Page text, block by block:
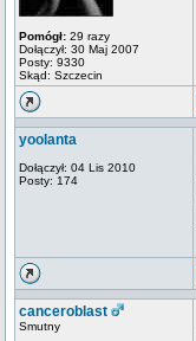
Pomógł: 29 razy
Dołączył: 30 Maj 2007
Posty: 9330
Skąd: Szczecin
yoolanta
Dołączył: 04 Lis 2010
Posty: 174
canceroblast
Smutny